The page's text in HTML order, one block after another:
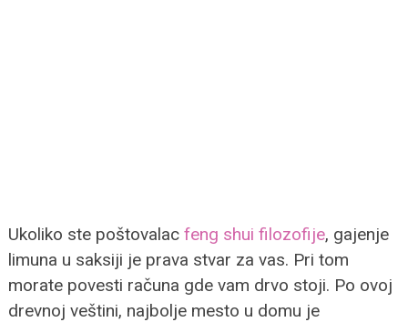
Ukoliko ste poštovalac feng shui filozofije, gajenje
limuna u saksiji je prava stvar za vas. Pri tom
morate povesti računa gde vam drvo stoji. Po ovoj
drevnoj veštini, najbolje mesto u domu je